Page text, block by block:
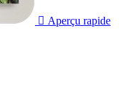
 Aperçu rapide